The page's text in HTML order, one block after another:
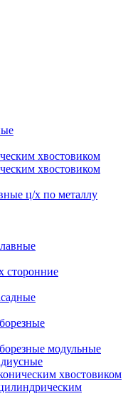
хвостовиком
хвостовиком
ц/х по металлу
сторонние
модульные
хвостовиком